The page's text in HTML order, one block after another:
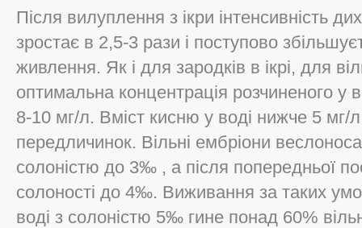
Після вилуплення з ікри інтенсивність
зростає в 2,5-3 рази і поступово
живлення. Як і для зародків в ікрі, для
оптимальна концентрація розчиненого у
8-10 мг/л. Вміст кисню у воді нижче 5 мг/
передличинок. Вільні ембріони
солоністю до 3‰ , а після попередньої
солоності до 4‰. Виживання за таких
воді з солоністю 5‰ гине понад 60%